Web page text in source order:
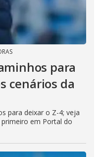
para
cenários da
para deixar o Z-4; veja
em Portal do